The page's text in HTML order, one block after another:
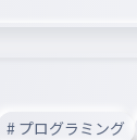
# プログラミング